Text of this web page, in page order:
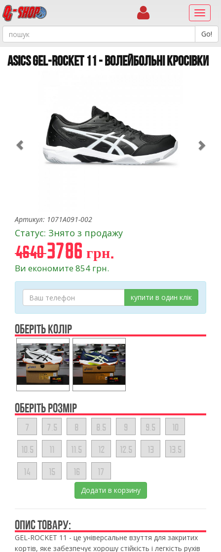
ASICS GEL-ROCKET 11 - ВОЛЕЙБОЛЬНІ КРОСІВКИ
Артикул: 1071A091-002
Статус: Знято з продажу
46403786 грн.
Ви економите 854 грн.
купити в один клік
ОБЕРІТЬ КОЛІР
ОБЕРІТЬ РОЗМІР
7 7.5 8 8.5 9 9.5 10
10.5 11 11.5 12 12.5 13 13.5
14 15 16 17
Додати в корзину
ОПИС ТОВАРУ:
GEL-ROCKET 11 - це універсальне взуття для закритих
кортів, яке забезпечує хорошу стійкість і легкість рухів